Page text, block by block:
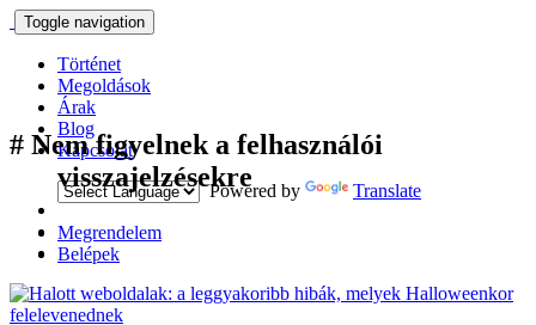
Toggle navigation
Történet
Megoldások
Árak
Blog
Kapcsolat
Powered by
Translate
Megrendelem
Belépek
# Nem figyelnek a felhasználói
visszajelzésekre